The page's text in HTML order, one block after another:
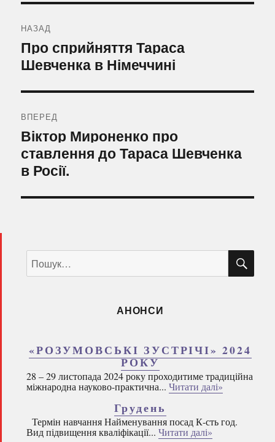
записів
НАЗАД
Попередній
запис:
Про сприйняття Тараса
Шевченка в Німеччині
ВПЕРЕД
Наступний
запис:
Віктор Мироненко про
ставлення до Тараса Шевченка
в Росії.
за
запитом:
АНОНСИ
«РОЗУМОВСЬКІ ЗУСТРІЧІ» 2024
РОКУ
28 – 29 листопада 2024 року проходитиме традиційна
міжнародна науково-практична... Читати далі»
Грудень
Термін навчання Найменування посад К-сть год.
Вид підвищення кваліфікації... Читати далі»